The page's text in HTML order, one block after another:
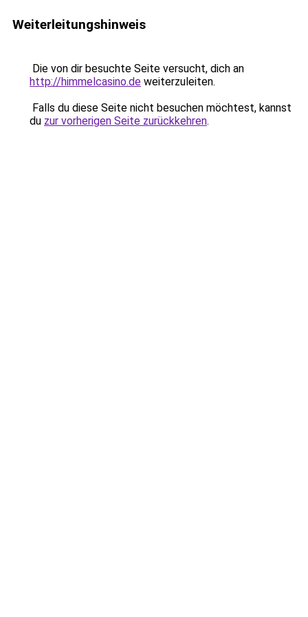
Weiterleitungshinweis
Die von dir besuchte Seite versucht, dich an
http://himmelcasino.de weiterzuleiten.
Falls du diese Seite nicht besuchen möchtest, kannst
du zur vorherigen Seite zurückkehren.